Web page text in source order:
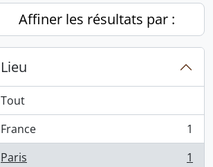
Affiner les résultats par :
Lieu
Tout
France
, 1 résultats
1
Paris
1